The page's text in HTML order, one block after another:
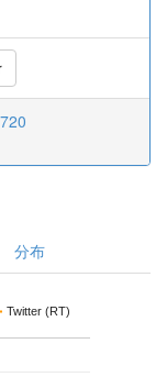
分布
Twitter (RT)